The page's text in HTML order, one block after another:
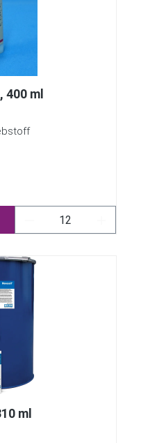
400 ml
Produkt Anzahl:
ml